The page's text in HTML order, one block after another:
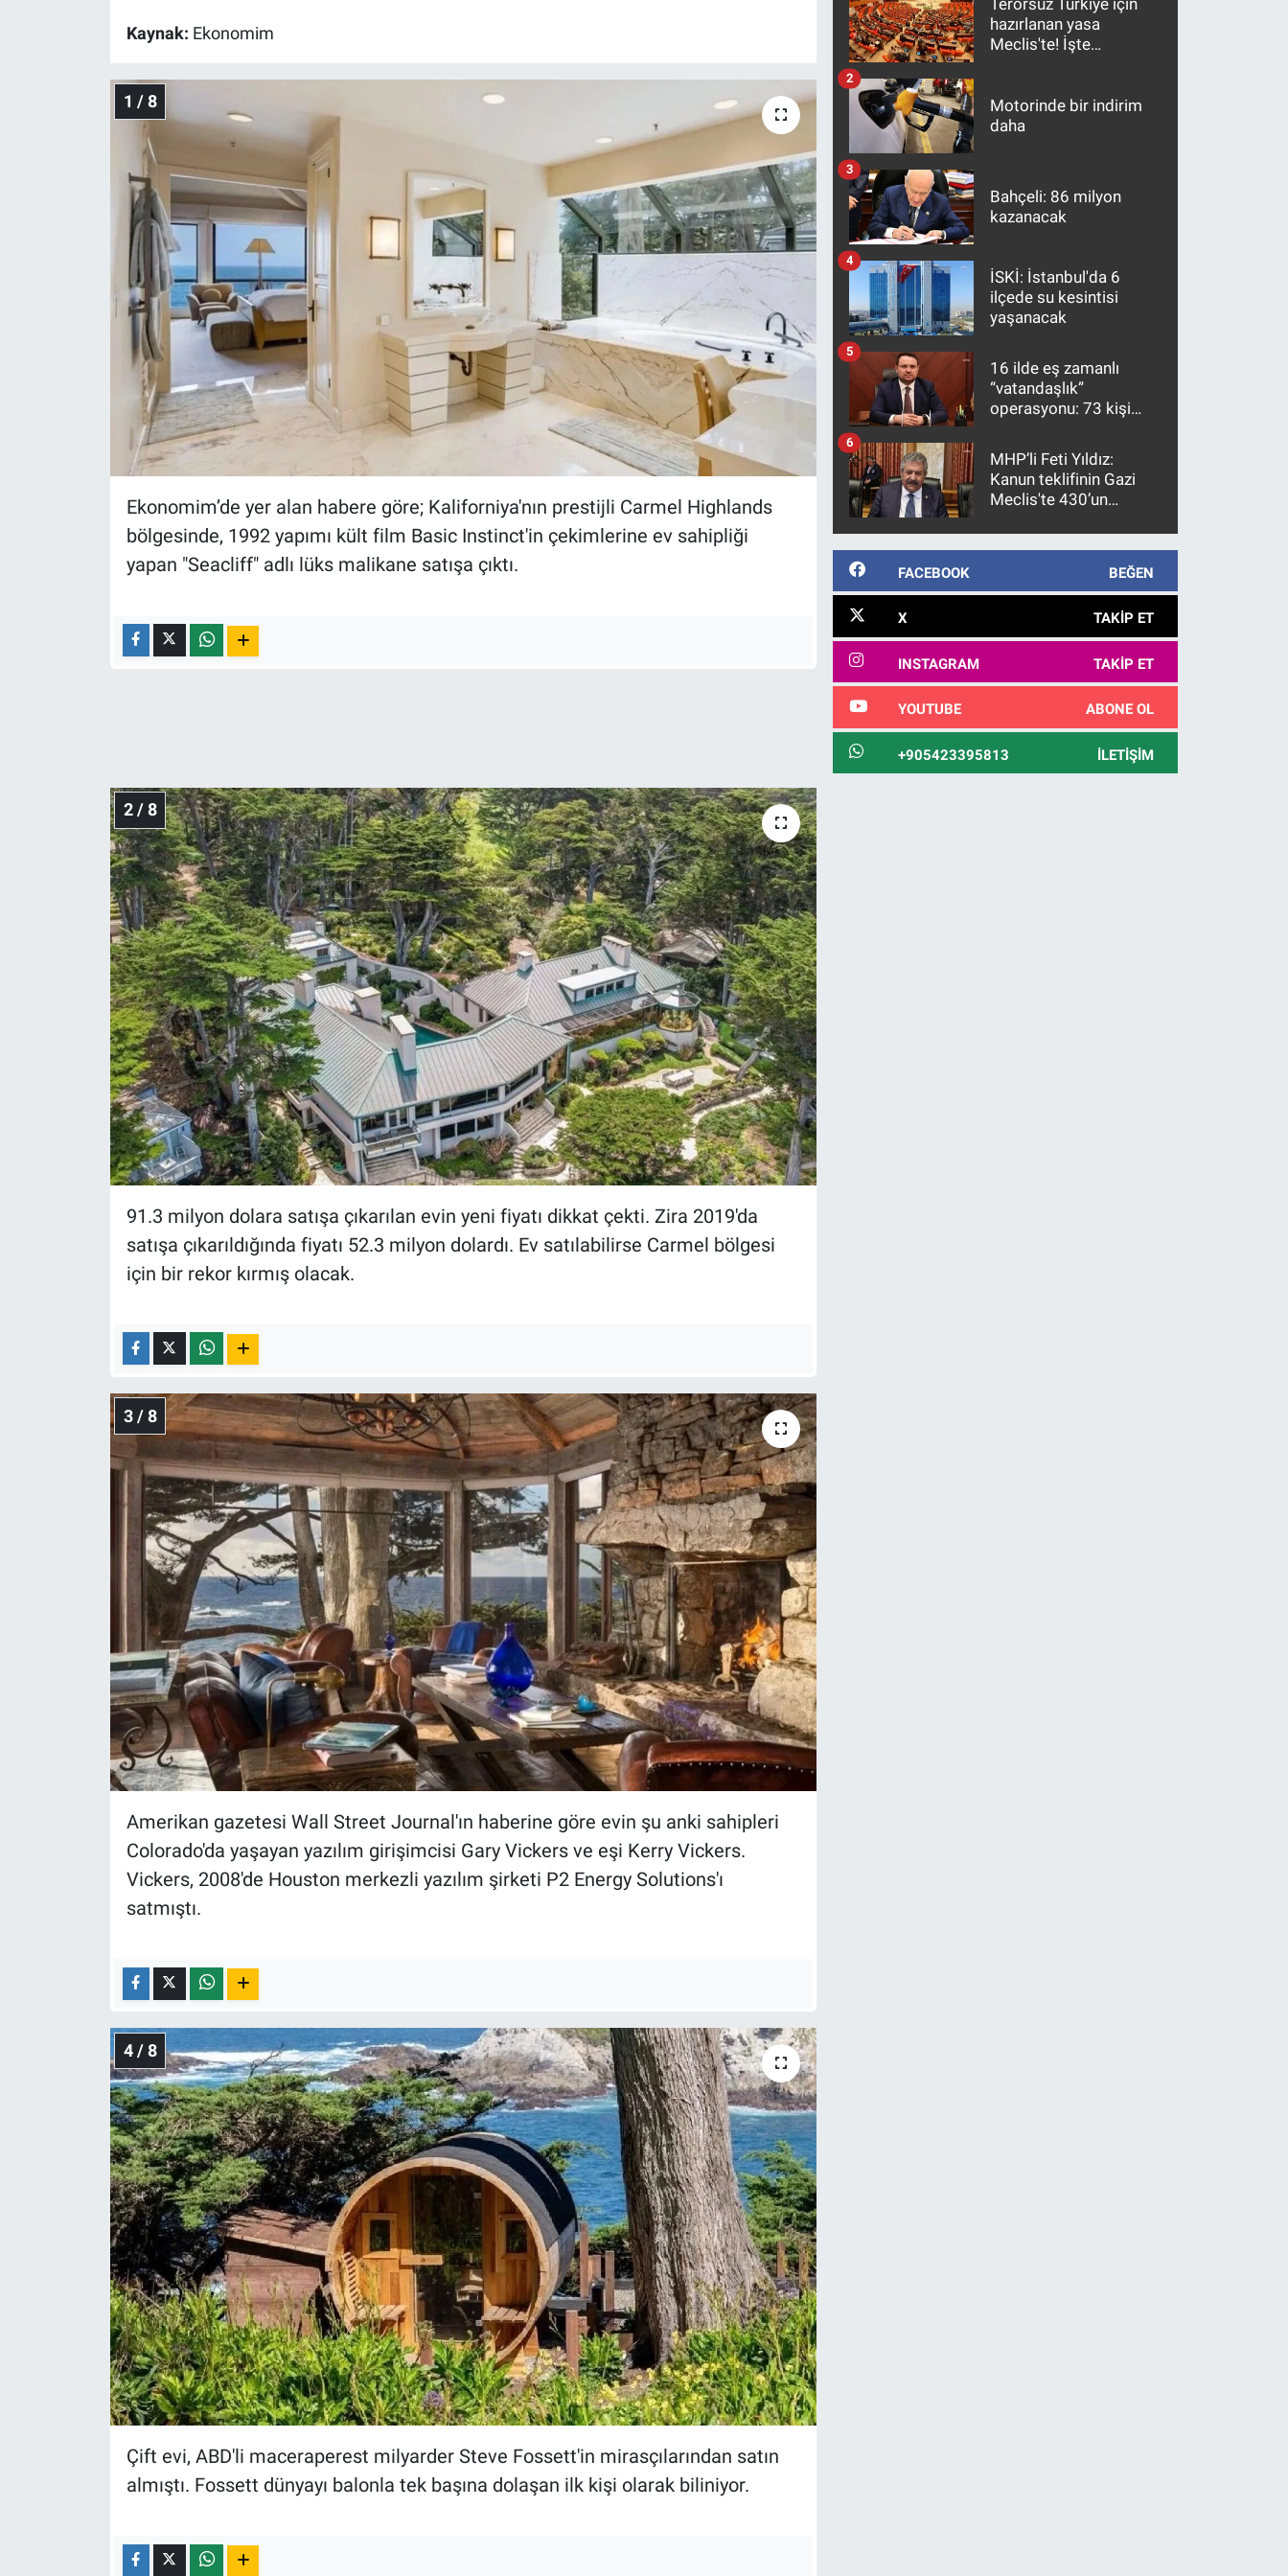
Kaynak: Ekonomim
1 / 8
Ekonomim’de yer alan habere göre; Kaliforniya'nın prestijli Carmel Highlands
bölgesinde, 1992 yapımı kült film Basic Instinct'in çekimlerine ev sahipliği
yapan "Seacliff" adlı lüks malikane satışa çıktı.
2 / 8
91.3 milyon dolara satışa çıkarılan evin yeni fiyatı dikkat çekti. Zira 2019'da
satışa çıkarıldığında fiyatı 52.3 milyon dolardı. Ev satılabilirse Carmel bölgesi
için bir rekor kırmış olacak.
3 / 8
Amerikan gazetesi Wall Street Journal'ın haberine göre evin şu anki sahipleri
Colorado'da yaşayan yazılım girişimcisi Gary Vickers ve eşi Kerry Vickers.
Vickers, 2008'de Houston merkezli yazılım şirketi P2 Energy Solutions'ı
satmıştı.
4 / 8
Çift evi, ABD'li maceraperest milyarder Steve Fossett'in mirasçılarından satın
almıştı. Fossett dünyayı balonla tek başına dolaşan ilk kişi olarak biliniyor.
Terörsüz Türkiye için
hazırlanan yasa
Meclis'te! İşte
Motorinde bir indirim
daha
2
Bahçeli: 86 milyon
kazanacak
3
İSKİ: İstanbul'da 6
ilçede su kesintisi
yaşanacak
4
16 ilde eş zamanlı
“vatandaşlık”
operasyonu: 73 kişi
5
MHP’li Feti Yıldız:
Kanun teklifinin Gazi
Meclis'te 430’un
kanunlaşacağı
6
FACEBOOK BEĞEN
X TAKIP ET
INSTAGRAM TAKIP ET
YOUTUBE ABONE OL
+905423395813 İLETIŞIM
Gündem Özel
Günün görüntüsü
Koronavirüs
Kültür Sanat
Programlar
Yerel Gündem
Yerel Yaşam
Canlı Yayın